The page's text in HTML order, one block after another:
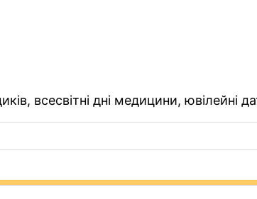
всесвітні дні медицини, ювілейні